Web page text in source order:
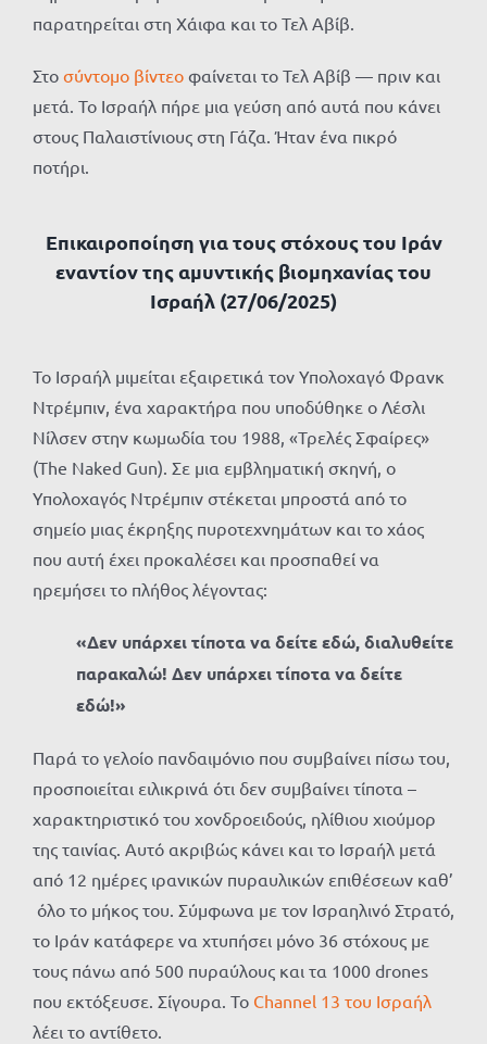
παρατηρείται στη Χάιφα και το Τελ Αβίβ.
Στο σύντομο βίντεο φαίνεται το Τελ Αβίβ — πριν και
μετά. Το Ισραήλ πήρε μια γεύση από αυτά που κάνει
στους Παλαιστίνιους στη Γάζα. Ήταν ένα πικρό
ποτήρι.
Επικαιροποίηση για τους στόχους του Ιράν
εναντίον της αμυντικής βιομηχανίας του
Ισραήλ (27/06/2025)
Το Ισραήλ μιμείται εξαιρετικά τον Υπολοχαγό Φρανκ
Ντρέμπιν, ένα χαρακτήρα που υποδύθηκε ο Λέσλι
Νίλσεν στην κωμωδία του 1988, «Τρελές Σφαίρες»
(The Naked Gun). Σε μια εμβληματική σκηνή, ο
Υπολοχαγός Ντρέμπιν στέκεται μπροστά από το
σημείο μιας έκρηξης πυροτεχνημάτων και το χάος
που αυτή έχει προκαλέσει και προσπαθεί να
ηρεμήσει το πλήθος λέγοντας:
«Δεν υπάρχει τίποτα να δείτε εδώ, διαλυθείτε
παρακαλώ! Δεν υπάρχει τίποτα να δείτε
εδώ!»
Παρά το γελοίο πανδαιμόνιο που συμβαίνει πίσω του,
προσποιείται ειλικρινά ότι δεν συμβαίνει τίποτα –
χαρακτηριστικό του χονδροειδούς, ηλίθιου χιούμορ
της ταινίας. Αυτό ακριβώς κάνει και το Ισραήλ μετά
από 12 ημέρες ιρανικών πυραυλικών επιθέσεων καθ’
όλο το μήκος του. Σύμφωνα με τον Ισραηλινό Στρατό,
το Ιράν κατάφερε να χτυπήσει μόνο 36 στόχους με
τους πάνω από 500 πυραύλους και τα 1000 drones
που εκτόξευσε. Σίγουρα. Το Channel 13 του Ισραήλ
λέει το αντίθετο.